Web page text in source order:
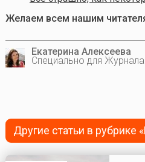
Желаем всем нашим
Екатерина Алексеева
Специально для Журнала
Другие статьи в рубрике